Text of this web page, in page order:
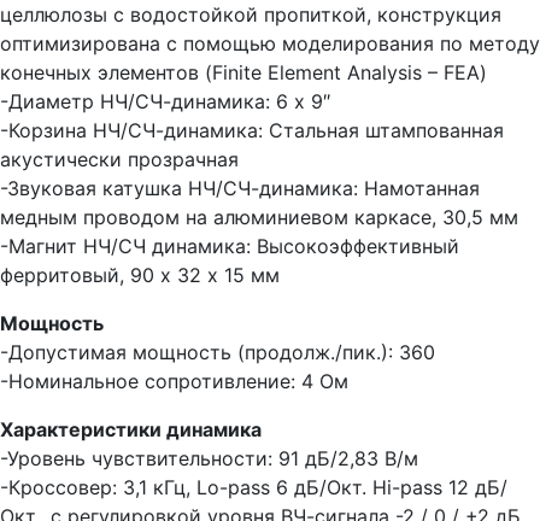
целлюлозы с водостойкой пропиткой, конструкция
оптимизирована с помощью моделирования по методу
конечных элементов (Finite Element Analysis – FEA)
-Диаметр НЧ/СЧ-динамика: 6 х 9″
-Корзина НЧ/СЧ-динамика: Стальная штампованная
акустически прозрачная
-Звуковая катушка НЧ/СЧ-динамика: Намотанная
медным проводом на алюминиевом каркасе, 30,5 мм
-Магнит НЧ/СЧ динамика: Высокоэффективный
ферритовый, 90 x 32 х 15 мм
Мощность
-Допустимая мощность (продолж./пик.): 360
-Номинальное сопротивление: 4 Ом
Характеристики динамика
-Уровень чувствительности: 91 дБ/2,83 В/м
-Кроссовер: 3,1 кГц, Lo-pass 6 дБ/Окт. Hi-pass 12 дБ/